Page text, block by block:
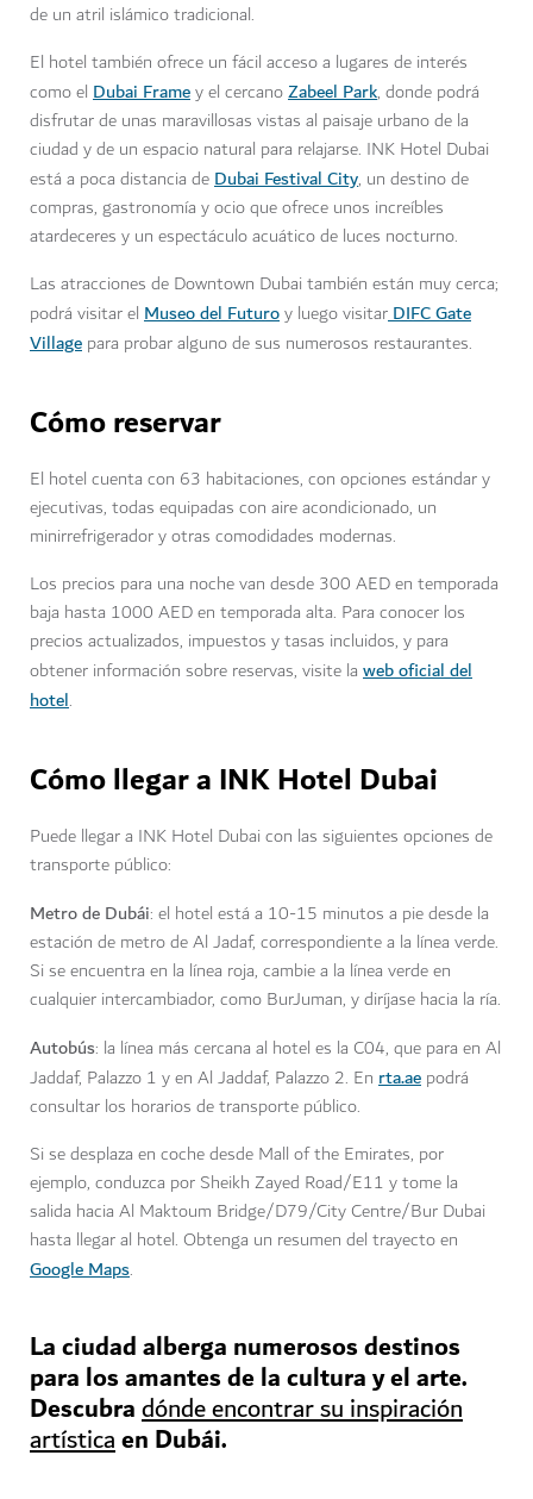
de un atril islámico tradicional.
El hotel también ofrece un fácil acceso a lugares de interés
como el Dubai Framey el cercanoZabeel Park, donde podrá
disfrutar de unas maravillosas vistas al paisaje urbano de la
ciudad y de un espacio natural para relajarse. INK Hotel Dubai
está a poca distancia deDubai Festival City, un destino de
compras, gastronomía y ocio que ofrece unos increíbles
atardeceres y un espectáculo acuático de luces nocturno.
Las atracciones de Downtown Dubai también están muy cerca;
podrá visitar el Museo del Futuroy luego visitarDIFC Gate
Village para probar alguno de sus numerosos restaurantes.
Cómo reservar
El hotel cuenta con 63 habitaciones, con opciones estándar y
ejecutivas, todas equipadas con aire acondicionado, un
minirrefrigerador y otras comodidades modernas.
Los precios para una noche van desde 300 AED en temporada
baja hasta 1000 AED en temporada alta. Para conocer los
precios actualizados, impuestos y tasas incluidos, y para
obtener información sobre reservas, visite la web oficial del
hotel.
Cómo llegar a INK Hotel Dubai
Puede llegar a INK Hotel Dubai con las siguientes opciones de
transporte público:
Metro de Dubái: el hotel está a 10-15 minutos a pie desde la
estación de metro de Al Jadaf, correspondiente a la línea verde.
Si se encuentra en la línea roja, cambie a la línea verde en
cualquier intercambiador, como BurJuman, y diríjase hacia la ría.
Autobús: la línea más cercana al hotel es la C04, que para en Al
Jaddaf, Palazzo 1 y en Al Jaddaf, Palazzo 2. En rta.ae podrá
consultar los horarios de transporte público.
Si se desplaza en coche desde Mall of the Emirates, por
ejemplo, conduzca por Sheikh Zayed Road/E11 y tome la
salida hacia Al Maktoum Bridge/D79/City Centre/Bur Dubai
hasta llegar al hotel. Obtenga un resumen del trayecto en
Google Maps.
La ciudad alberga numerosos destinos
para los amantes de la cultura y el arte.
Descubradónde encontrar su inspiración
artísticaen Dubái.